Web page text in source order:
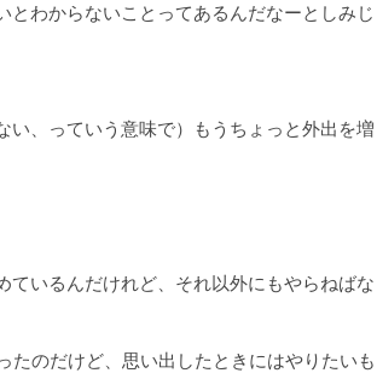
わからないことってあるんだなーとしみじ
、っていう意味で）もうちょっと外出を増
いるんだけれど、それ以外にもやらねばな
たのだけど、思い出したときにはやりたいも